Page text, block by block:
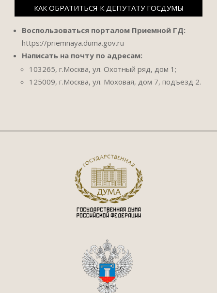
КАК ОБРАТИТЬСЯ К ДЕПУТАТУ ГОСДУМЫ
Воспользоваться порталом Приемной ГД:
https://priemnaya.duma.gov.ru
Написать на почту по адресам:
103265, г.Москва, ул. Охотный ряд, дом 1;
125009, г.Москва, ул. Моховая, дом 7, подъезд 2.